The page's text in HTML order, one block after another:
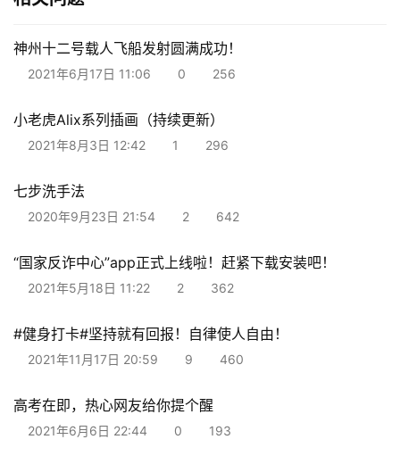
客
端
稿
须
神州十二号载人飞船发射圆满成功！
2021年6月17日 11:06 0 256
小老虎Alix系列插画（持续更新）
2021年8月3日 12:42 1 296
七步洗手法
2020年9月23日 21:54 2 642
“国家反诈中心”app正式上线啦！赶紧下载安装吧！
2021年5月18日 11:22 2 362
#健身打卡#坚持就有回报！自律使人自由！
2021年11月17日 20:59 9 460
高考在即，热心网友给你提个醒
2021年6月6日 22:44 0 193